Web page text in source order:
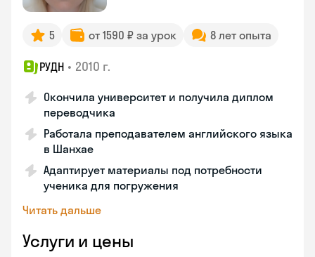
5 от 1590 ₽ за урок 8 лет опыта
РУДН • 2010 г.
Окончила университет и получила диплом
переводчика
Работала преподавателем английского языка
в Шанхае
Адаптирует материалы под потребности
ученика для погружения
Читать дальше
Услуги и цены